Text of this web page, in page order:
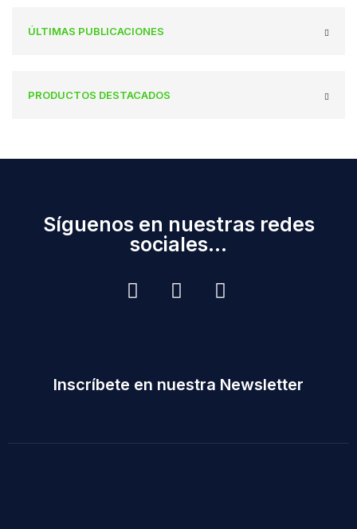
ÚLTIMAS PUBLICACIONES
PRODUCTOS DESTACADOS
Síguenos en nuestras redes
sociales...
Inscríbete en nuestra Newsletter